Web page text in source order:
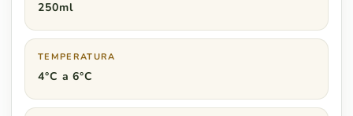
250ml
TEMPERATURA
4°C a 6°C